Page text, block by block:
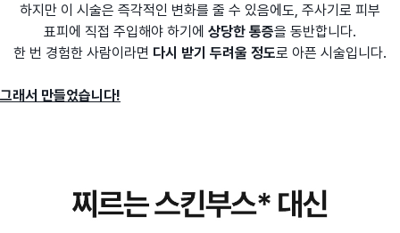
하지만 이 시술은 즉각적인 변화를 줄 수 있음에도, 주사기로 피부
표피에 직접 주입해야 하기에 상당한 통증을 동반합니다.
한 번 경험한 사람이라면 다시 받기 두려울 정도로 아픈 시술입니다.
그래서 만들었습니다!